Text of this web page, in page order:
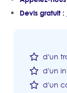
Devis gratuit :
d'un
d'un
d'un